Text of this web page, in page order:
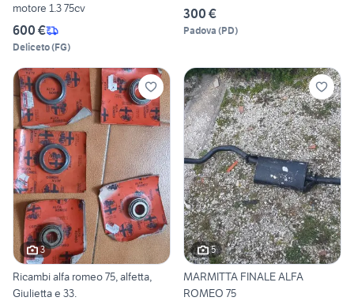
motore 1.3 75cv
600 €
Deliceto(FG)
300 €
Padova (PD)
3
Ricambi alfa romeo 75, alfetta,
Giulietta e 33.
5
MARMITTA FINALE ALFA
ROMEO 75